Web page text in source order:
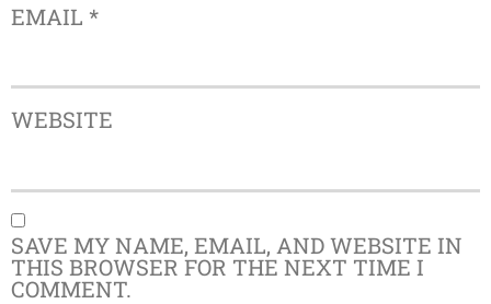
EMAIL *
WEBSITE
SAVE MY NAME, EMAIL, AND WEBSITE IN
THIS BROWSER FOR THE NEXT TIME I
COMMENT.